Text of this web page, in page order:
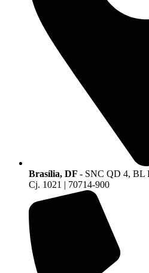
Brasília, DF - SNC QD 4, BL
Cj. 1021 | 70714-900